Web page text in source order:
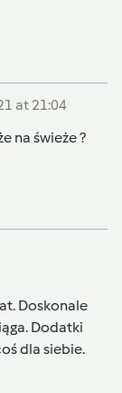
at 21:04
na świeże ?
Doskonale
Dodatki
dla siebie.